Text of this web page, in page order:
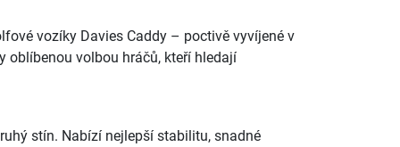
vozíky Davies Caddy – poctivě vyvíjené v
oblíbenou volbou hráčů, kteří hledají
stín. Nabízí nejlepší stabilitu, snadné